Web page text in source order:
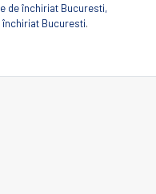
de închiriat Bucuresti,
închiriat Bucuresti.